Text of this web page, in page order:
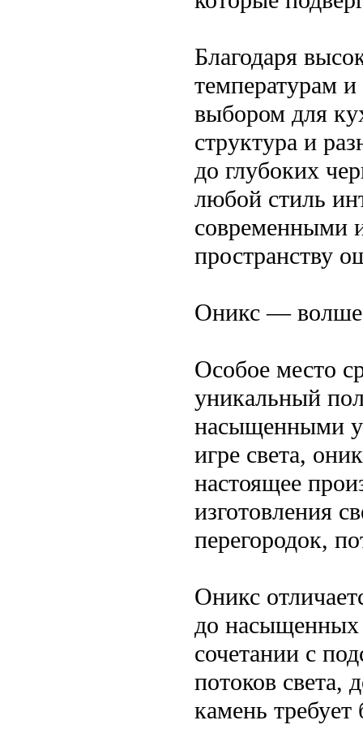
Благодаря
температурам
выбором для
структура и
до глубоких
любой стиль
современными
пространству
Оникс —
Особое место
уникальный
насыщенными
игре света,
настоящее
изготовления
перегородок,
Оникс
до
сочетании с
потоков света,
камень требует